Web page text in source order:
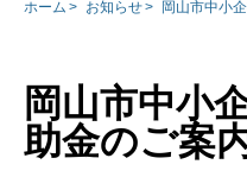
ホーム お知らせ 岡山市中小
岡山市中小
助金のご案